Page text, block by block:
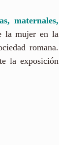
maternales,
la mujer en la
romana.
la exposición